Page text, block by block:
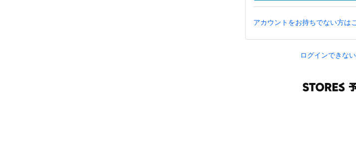
アカウントをお持ちでない方は
ログインできな